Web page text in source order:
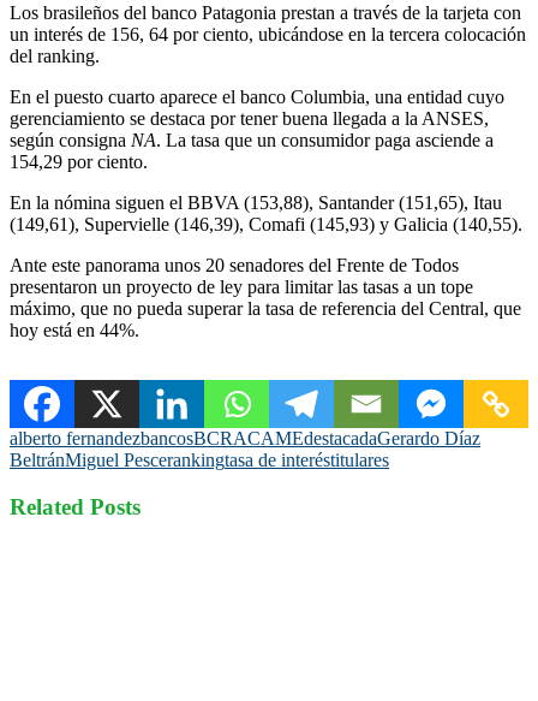
Los brasileños del banco Patagonia prestan a través de la tarjeta con
un interés de 156, 64 por ciento, ubicándose en la tercera colocación
del ranking.
En el puesto cuarto aparece el banco Columbia, una entidad cuyo
gerenciamiento se destaca por tener buena llegada a la ANSES,
según consigna NA. La tasa que un consumidor paga asciende a
154,29 por ciento.
En la nómina siguen el BBVA (153,88), Santander (151,65), Itau
(149,61), Supervielle (146,39), Comafi (145,93) y Galicia (140,55).
Ante este panorama unos 20 senadores del Frente de Todos
presentaron un proyecto de ley para limitar las tasas a un tope
máximo, que no pueda superar la tasa de referencia del Central, que
hoy está en 44%.
alberto fernandezbancosBCRACAMEdestacadaGerardo Díaz
BeltránMiguel Pescerankingtasa de interéstitulares
Related Posts